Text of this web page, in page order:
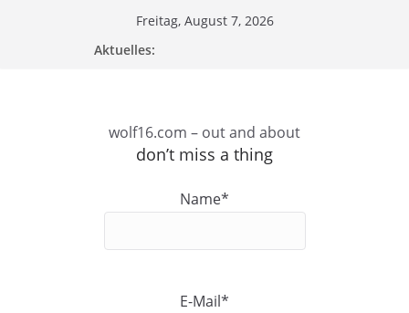
Freitag, August 7, 2026
Aktuelles:
wolf16.com – out and about
don’t miss a thing
Name*
E-Mail*